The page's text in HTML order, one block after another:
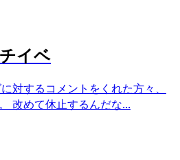
イベ
対するコメントをくれた方々、
改めて休止するんだな...